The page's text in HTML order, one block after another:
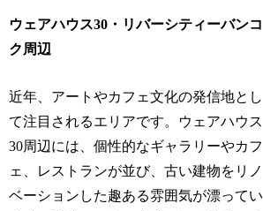
ウェアハウス30・リバーシティーバンコ
ク周辺
近年、アートやカフェ文化の発信地とし
て注目されるエリアです。ウェアハウス
30周辺には、個性的なギャラリーやカフ
ェ、レストランが並び、古い建物をリノ
ベーションした趣ある雰囲気が漂ってい